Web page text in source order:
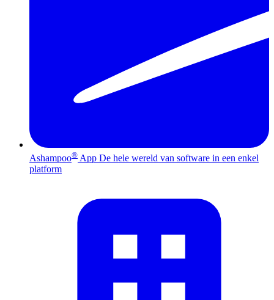
Ashampoo® App De hele wereld van software in een enkel
platform